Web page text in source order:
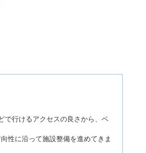
で行けるアクセスの良さから、ベ
性に沿って施設整備を進めてきま